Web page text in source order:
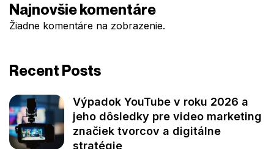
Najnovšie komentáre
Žiadne komentáre na zobrazenie.
Recent Posts
Výpadok YouTube v roku 2026 a
jeho dôsledky pre video marketing
značiek tvorcov a digitálne
stratégie